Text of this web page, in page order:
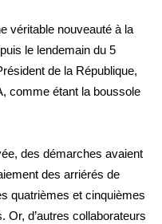
véritable nouveauté à la
le lendemain du 5
de la République,
comme étant la boussole
des démarches avaient
des arriérés de
quatrièmes et cinquièmes
Or, d’autres collaborateurs